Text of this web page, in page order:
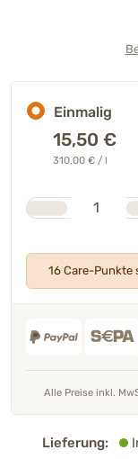
Einmalig
15,50 €
310,00 € / l
Anzahl
16 Care-
Alle Preise inkl.
Lieferung: